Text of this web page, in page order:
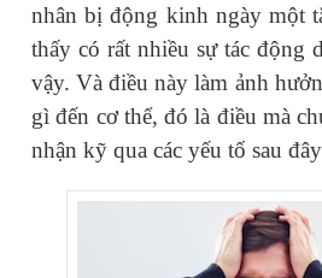
nhân bị động kinh ngày một
thấy có rất nhiều sự tác động
vậy. Và điều này làm ảnh
gì đến cơ thể, đó là điều mà
nhận kỹ qua các yếu tố sau